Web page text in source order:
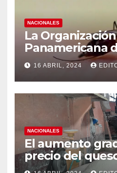
NACIONALES
La Organización
Panamericana
(OPS),
medidas ante
casos de
16 ABRIL, 2024
NACIONALES
El aumento
precio del
efectos a las